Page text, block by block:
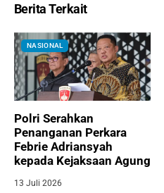
Berita Terkait
NASIONAL
Polri Serahkan
Penanganan Perkara
Febrie Adriansyah
kepada Kejaksaan Agung
13 Juli 2026